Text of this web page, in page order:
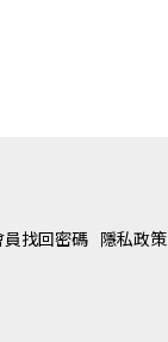
員找回密碼 隱私政策